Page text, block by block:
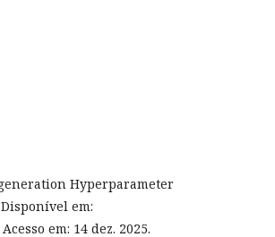
Hyperparameter
em:
Acesso em: 14 dez. 2025.